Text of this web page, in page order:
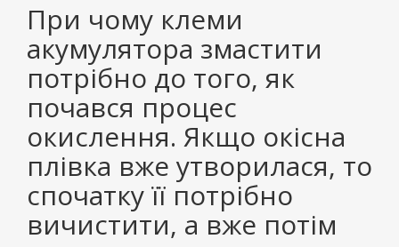
При чому клеми
акумулятора змастити
потрібно до того, як
почався процес
окислення. Якщо окісна
плівка вже утворилася, то
спочатку її потрібно
вичистити, а вже потім